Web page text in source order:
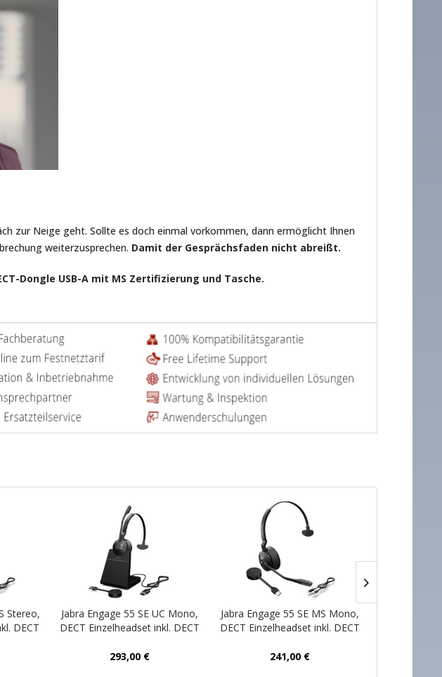
zur Neige geht. Sollte es doch einmal vorkommen, dann ermöglicht Ihnen
weiterzusprechen. Damit der Gesprächsfaden nicht abreißt.
Dongle USB-A mit MS Zertifizierung und Tasche.
Stereo,
DECT
Jabra Engage 55 SE UC Mono,
DECT Einzelheadset inkl. DECT
293,00 €
Jabra Engage 55 SE MS Mono,
DECT Einzelheadset inkl. DECT
241,00 €